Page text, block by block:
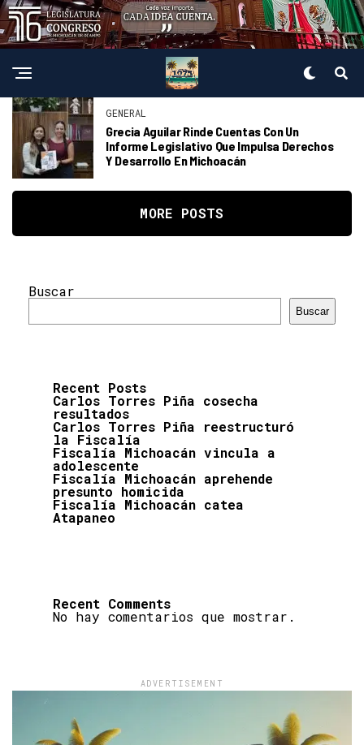
GENERAL
Grecia Aguilar Rinde Cuentas Con Un
Informe Legislativo Que Impulsa Derechos
Y Desarrollo En Michoacán
MORE POSTS
Buscar
Buscar
Recent Posts
Carlos Torres Piña cosecha
resultados
Carlos Torres Piña reestructuró
la Fiscalía
Fiscalía Michoacán vincula a
adolescente
Fiscalía Michoacán aprehende
presunto homicida
Fiscalía Michoacán catea
Atapaneo
Recent Comments
No hay comentarios que mostrar.
ADVERTISEMENT